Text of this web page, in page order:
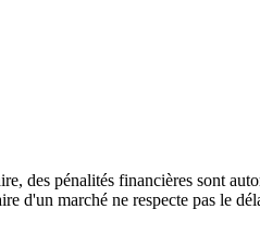
des pénalités financières sont
d'un marché ne respecte pas le